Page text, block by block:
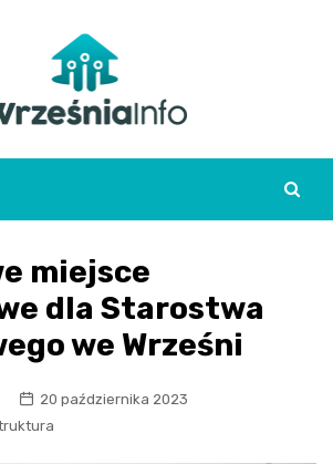
miejsce
dla Starostwa
we Wrześni
20 października 2023